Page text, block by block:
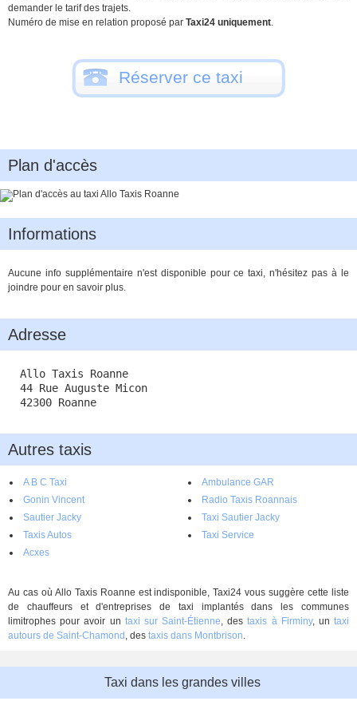
demander le tarif des trajets.
Numéro de mise en relation proposé par Taxi24 uniquement.
Réserver ce taxi
Plan d'accès
Informations
Aucune info supplémentaire n'est disponible pour ce taxi, n'hésitez pas à le
joindre pour en savoir plus.
Adresse
Allo Taxis Roanne
44 Rue Auguste Micon
42300 Roanne
Autres taxis
A B C Taxi
Ambulance GAR
Gonin Vincent
Radio Taxis Roannais
Sautier Jacky
Taxi Sautier Jacky
Taxis Autos
Taxi Service
Acxes
Au cas où Allo Taxis Roanne est indisponible, Taxi24 vous suggère cette liste
de chauffeurs et d'entreprises de taxi implantés dans les communes
limitrophes pour avoir un taxi sur Saint-Étienne, destaxis à Firminy, untaxi
autours de Saint-Chamond , des taxis dans Montbrison.
Taxi dans les grandes villes